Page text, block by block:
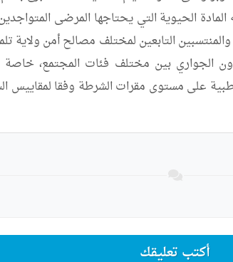
أكتب تعليقك